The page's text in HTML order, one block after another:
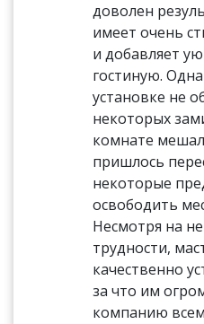
доволен
имеет очень
и добавляет
гостиную.
установке не
некоторых
комнате
пришлось
некоторые
освободить
Несмотря на
трудности,
качественно
за что им
компанию